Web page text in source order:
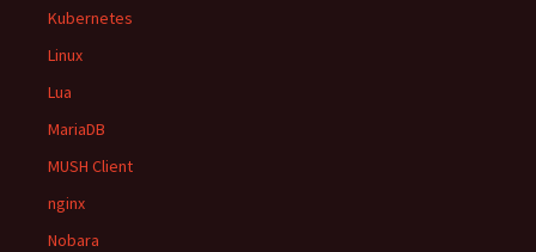
Kubernetes
Linux
Lua
MariaDB
MUSH Client
nginx
Nobara